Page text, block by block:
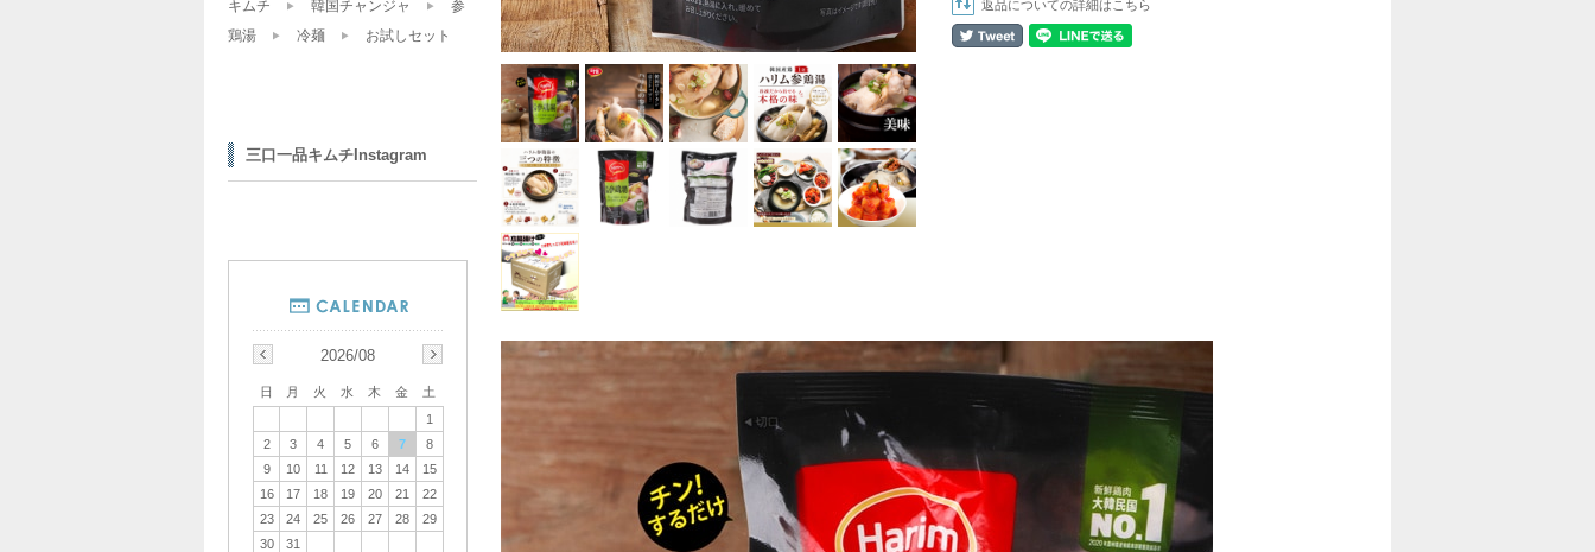
返品についての詳細はこちら
キムチ
韓国チャンジャ
参
鶏湯
冷麺 お試しセット
三口一品キムチInstagram
2026/08
日 月 火 水 木 金
土
1
2
3 4 5 6 7
8
9
10 11 12 13 14
15
16
17 18 19 20 21
22
23
24 25 26 27 28
29
30
31